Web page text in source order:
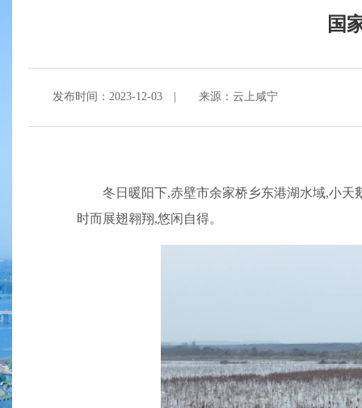
国
发布时间：2023-12-03 来源：云上咸宁
冬日暖阳下,赤壁市余家桥乡东港湖水域,小
时而展翅翱翔,悠闲自得。